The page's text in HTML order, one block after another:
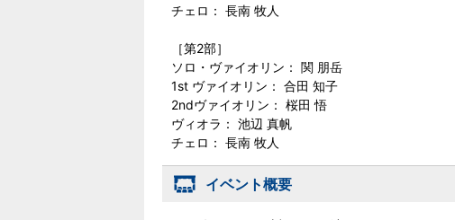
チェロ： 長南 牧人
［第2部］
ソロ・ヴァイオリン： 関 朋岳
1st ヴァイオリン： 合田 知子
2ndヴァイオリン： 桜田 悟
ヴィオラ： 池辺 真帆
チェロ： 長南 牧人
イベント概要